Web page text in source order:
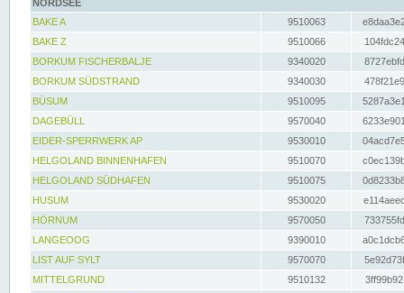
NORDSEE
BAKE A
9510063
BAKE Z
9510066
BORKUM FISCHERBALJE
9340020
BORKUM SÜDSTRAND
9340030
BÜSUM
9510095
DAGEBÜLL
9570040
EIDER-SPERRWERK AP
9530010
HELGOLAND BINNENHAFEN
9510070
HELGOLAND SÜDHAFEN
9510075
HUSUM
9530020
HÖRNUM
9570050
LANGEOOG
9390010
LIST AUF SYLT
9570070
MITTELGRUND
9510132